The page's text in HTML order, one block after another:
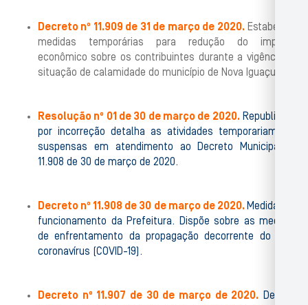
Decreto nº 11.909 de 31 de março de 2020.Estabelece
medidas temporárias para redução do impacto
econômico sobre os contribuintes durante a vigência da
situação de calamidade do município de Nova Iguaçu.
Resolução nº 01 de 30 de março de 2020.Republicada
por incorreção detalha as atividades temporariamente
suspensas em atendimento ao Decreto Municipal nº
11.908 de 30 de março de 2020.
Decreto nº 11.908 de 30 de março de 2020. Medidas de
funcionamento da Prefeitura. Dispõe sobre as medidas
de enfrentamento da propagação decorrente do novo
coronavírus (COVID-19).
Decreto nº 11.907 de 30 de março de 2020. Declara